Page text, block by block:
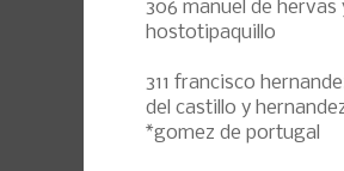
306 manuel de
hostotipaquillo
311 francisco
del castillo y
*gomez de portugal